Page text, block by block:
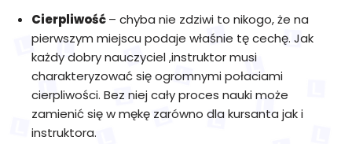
Cierpliwość– chyba nie zdziwi to nikogo, że na
pierwszym miejscu podaje właśnie tę cechę. Jak
każdy dobry nauczyciel ,instruktor musi
charakteryzować się ogromnymi połaciami
cierpliwości. Bez niej cały proces nauki może
zamienić się w mękę zarówno dla kursanta jak i
instruktora.